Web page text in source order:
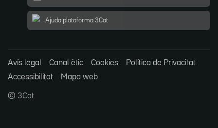
Ajuda plataforma 3Cat
Avís legal Canal ètic Cookies
Política de Privacitat
Accessibilitat
Mapa web
© 3Cat